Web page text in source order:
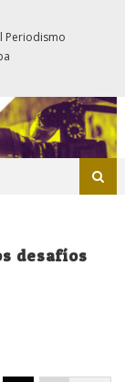
Periodismo
desafíos